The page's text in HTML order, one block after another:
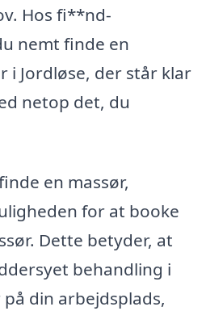
Hos fi**nd-
nemt finde en
i Jordløse, der står klar
netop det, du
en massør,
for at booke
Dette betyder, at
behandling i
din arbejdsplads,